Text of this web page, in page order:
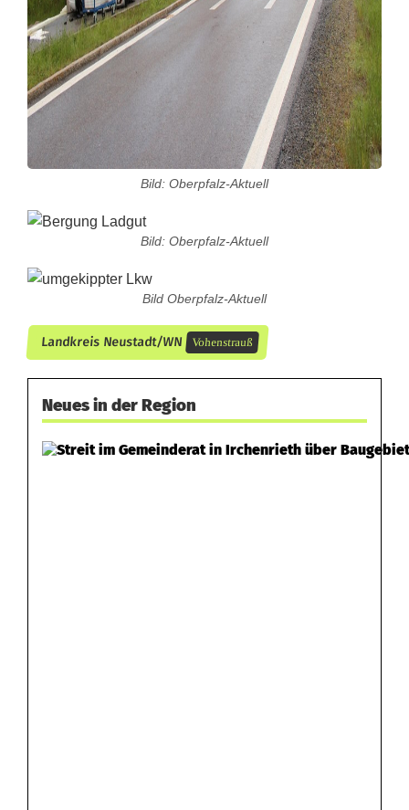
Bild: Oberpfalz-Aktuell
Bild: Oberpfalz-Aktuell
Bild Oberpfalz-Aktuell
Landkreis Neustadt/WN Vohenstrauß
Neues in der Region